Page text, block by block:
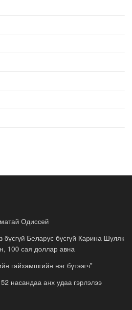
Одиссей
Беларус бүсгүй Карина Шуляк
100 сая доллар авна
гайхамшгийн нэг бүтээгч”
насандаа анх удаа гэрлэлээ